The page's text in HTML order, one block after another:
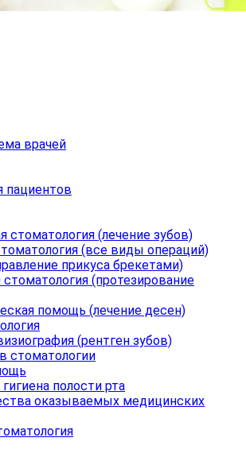
врачей
пациентов
стоматология (лечение зубов)
(все виды операций)
прикуса брекетами)
(протезирование
помощь (лечение десен)
(рентген зубов)
стоматологии
полости рта
оказываемых медицинских